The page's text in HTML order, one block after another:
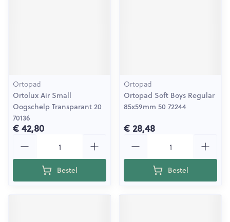
Ortopad
Ortolux Air Small
Oogschelp Transparant 20
70136
€ 42,80
Bestel
Ortopad
Ortopad Soft Boys Regular
85x59mm 50 72244
€ 28,48
Bestel